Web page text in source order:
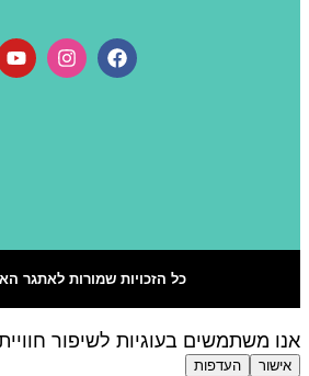
כל הזכויות שמורות לאתגר
אנו משתמשים בעוגיות לשיפור
אישור העדפות